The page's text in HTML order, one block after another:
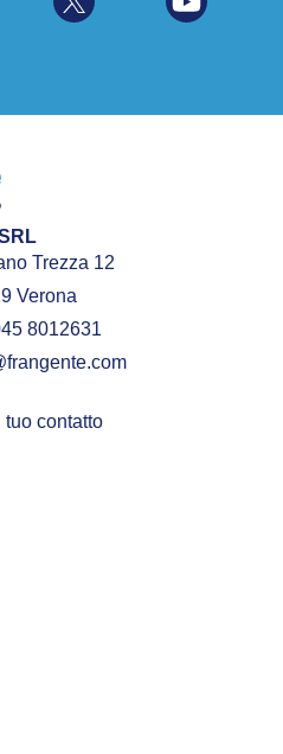
Trezza 12
Verona
8012631
contatto